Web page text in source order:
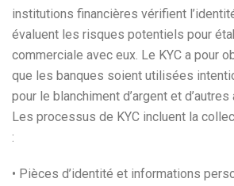
institutions financières vérifient
évaluent les risques potentiels pour
commerciale avec eux. Le KYC a pour
que les banques soient utilisées
pour le blanchiment d’argent et
Les processus de KYC incluent la
:
• Pièces d’identité et informations